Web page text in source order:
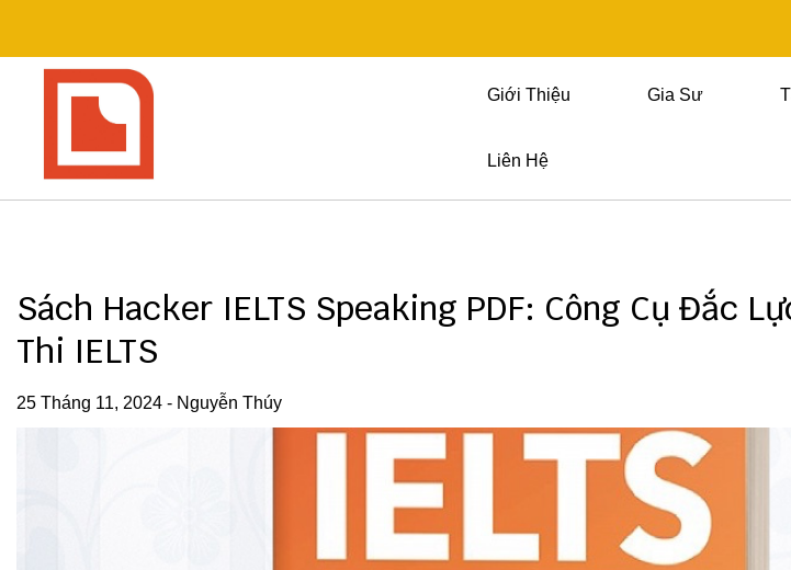
content
Giới Thiệu
Gia Sư
Liên Hệ
Sách Hacker IELTS Speaking PDF: Công Cụ Đắc
Thi IELTS
25 Tháng 11, 2024 - Nguyễn Thúy